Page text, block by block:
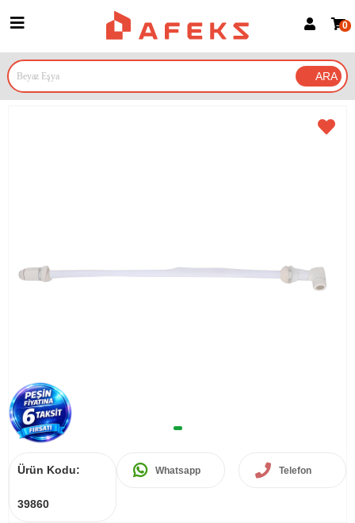
Google İle Bağlan
0
Ürün Kodu:
39860
Whatsapp Telefon